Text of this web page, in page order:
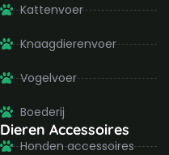
Kattenvoer
Knaagdierenvoer
Vogelvoer
Boederij
Dieren Accessoires
Honden accessoires